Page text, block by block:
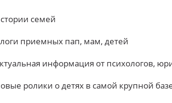
семей
приемных пап, мам, детей
информация от психологов,
ролики о детях в самой крупной